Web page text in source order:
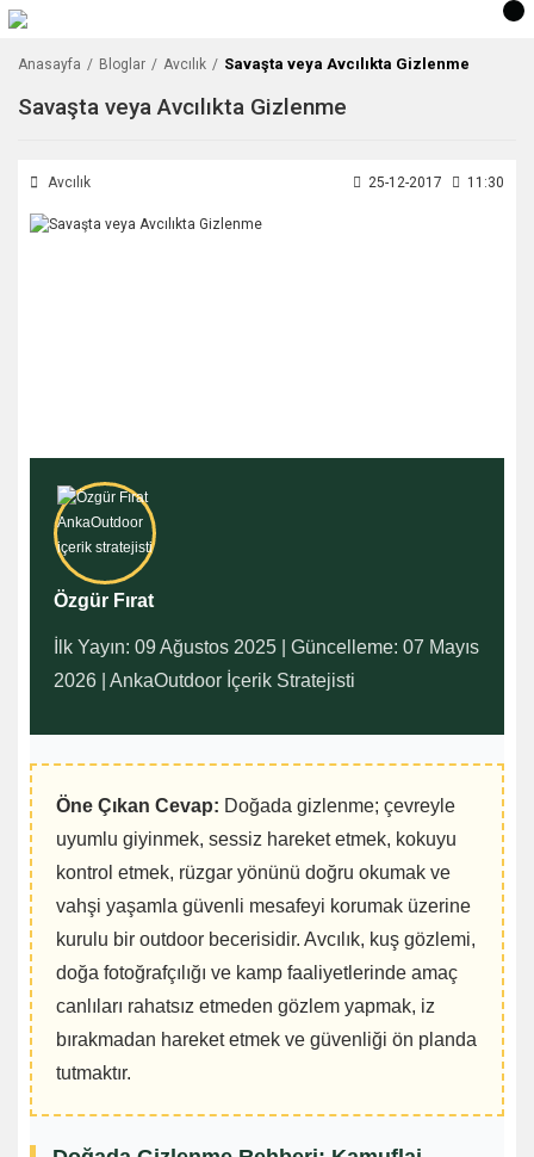
Anasayfa Bloglar Avcılık Savaşta veya Avcılıkta Gizlenme
Savaşta veya Avcılıkta Gizlenme
Avcılık 25-12-2017 11:30
Özgür Fırat
İlk Yayın: 09 Ağustos 2025 | Güncelleme: 07 Mayıs
2026 | AnkaOutdoor İçerik Stratejisti
Öne Çıkan Cevap: Doğada gizlenme; çevreyle
uyumlu giyinmek, sessiz hareket etmek, kokuyu
kontrol etmek, rüzgar yönünü doğru okumak ve
vahşi yaşamla güvenli mesafeyi korumak üzerine
kurulu bir outdoor becerisidir. Avcılık, kuş gözlemi,
doğa fotoğrafçılığı ve kamp faaliyetlerinde amaç
canlıları rahatsız etmeden gözlem yapmak, iz
bırakmadan hareket etmek ve güvenliği ön planda
tutmaktır.